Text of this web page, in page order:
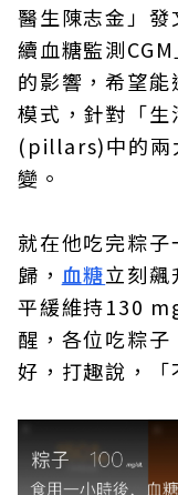
醫生陳志金」
續血糖監測
的影響，希望
模式，針對「
(pillars)中的兩
變。
就在他吃完粽
歸， 血糖立刻
平緩維持130
醒，各位吃粽
好，打趣說，「